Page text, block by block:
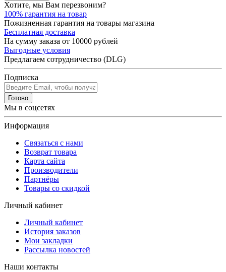
Хотите, мы Вам перезвоним?
100% гарантия на товар
Пожизненная гарантия на товары магазина
Бесплатная доставка
На сумму заказа от 10000 рублей
Выгодные условия
Предлагаем сотрудничество (DLG)
Подписка
Готово
Мы в соцсетях
Информация
Связаться с нами
Возврат товара
Карта сайта
Производители
Партнёры
Товары со скидкой
Личный кабинет
Личный кабинет
История заказов
Мои закладки
Рассылка новостей
Наши контакты